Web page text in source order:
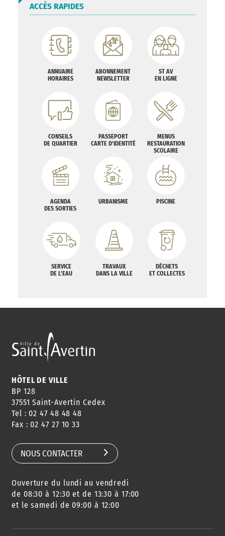
ACCÈS RAPIDES
ANNUAIRE
HORAIRES
ABONNEMENT
NEWSLETTER
ST AV
EN LIGNE
CONSEILS
DE QUARTIER
PASSEPORT
CARTE D'IDENTITÉ
MENUS
RESTAURATION
SCOLAIRE
AGENDA
DES SORTIES
URBANISME PISCINE
SERVICE
DE L'EAU
TRAVAUX
DANS LA VILLE
DÉCHETS
ET COLLECTES
HÔTEL DE VILLE
BP 128
37551 Saint-Avertin Cedex
Tel : 02 47 48 48 48
Fax : 02 47 27 10 33
NOUS CONTACTER
Ouverture du lundi au vendredi
de 08:30 à 12:30 et de 13:30 à 17:00
et le samedi de 09:00 à 12:00